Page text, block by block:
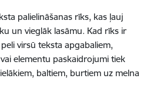
palielināšanas rīks, kas ļauj
un vieglāk lasāmu. Kad rīks ir
virsū teksta apgabaliem,
elementu paskaidrojumi tiek
baltiem, burtiem uz melna